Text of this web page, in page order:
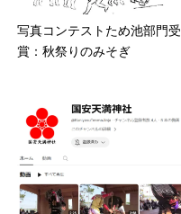
写真コンテストため池部門受
賞：秋祭りのみそぎ